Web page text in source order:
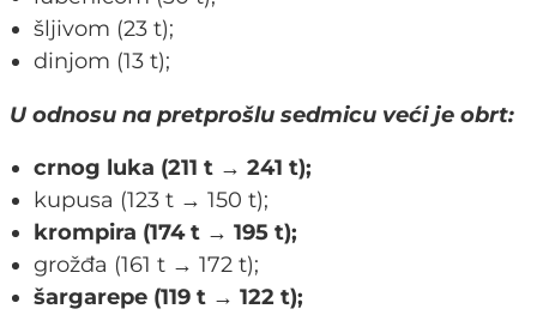
šljivom (23 t);
dinjom (13 t);
U odnosu na pretprošlu sedmicu veći je obrt:
crnog luka (211 t → 241 t);
kupusa (123 t → 150 t);
krompira (174 t → 195 t);
grožđa (161 t → 172 t);
šargarepe (119 t → 122 t);